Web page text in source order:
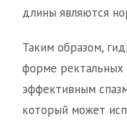
длины являются
Таким образом,
форме ректальных
эффективным
который может